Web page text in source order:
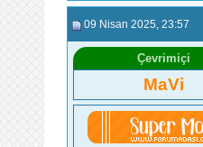
09 Nisan 2025 , 23:57
Çevrimiçi
MaVi